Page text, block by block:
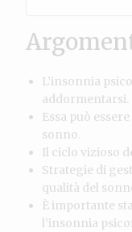
L’insonnia
addormentarsi.
Essa può
sonno.
Il ciclo vizioso
Strategie di
qualità del
È importante
l’insonnia